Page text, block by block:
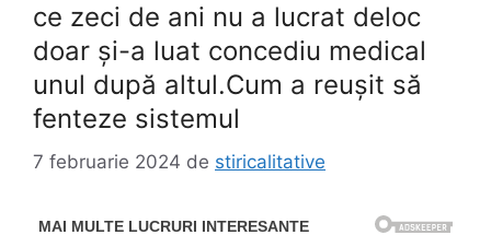
ce zeci de ani nu a lucrat deloc
doar și-a luat concediu medical
unul după altul.Cum a reuşit să
fenteze sistemul
7 februarie 2024 de stiricalitative